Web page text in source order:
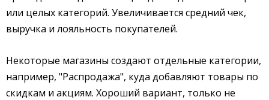
или целых категорий. Увеличивается средний чек,
выручка и лояльность покупателей.
Некоторые магазины создают отдельные категории,
например, "Распродажа", куда добавляют товары по
скидкам и акциям. Хороший вариант, только не